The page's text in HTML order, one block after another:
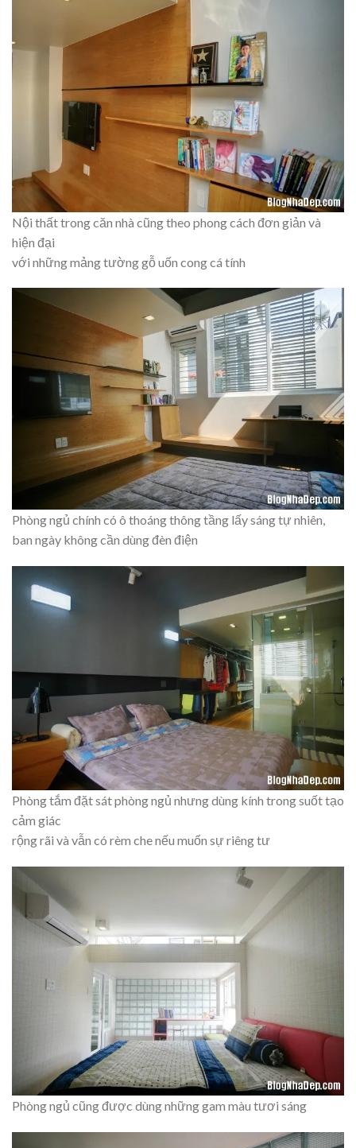
Nội thất trong căn nhà cũng theo phong cách đơn giản và
hiện đại
với những mảng tường gỗ uốn cong cá tính
Phòng ngủ chính có ô thoáng thông tầng lấy sáng tự nhiên,
ban ngày không cần dùng đèn điện
Phòng tắm đặt sát phòng ngủ nhưng dùng kính trong suốt tạo
cảm giác
rộng rãi và vẫn có rèm che nếu muốn sự riêng tư
Phòng ngủ cũng được dùng những gam màu tươi sáng